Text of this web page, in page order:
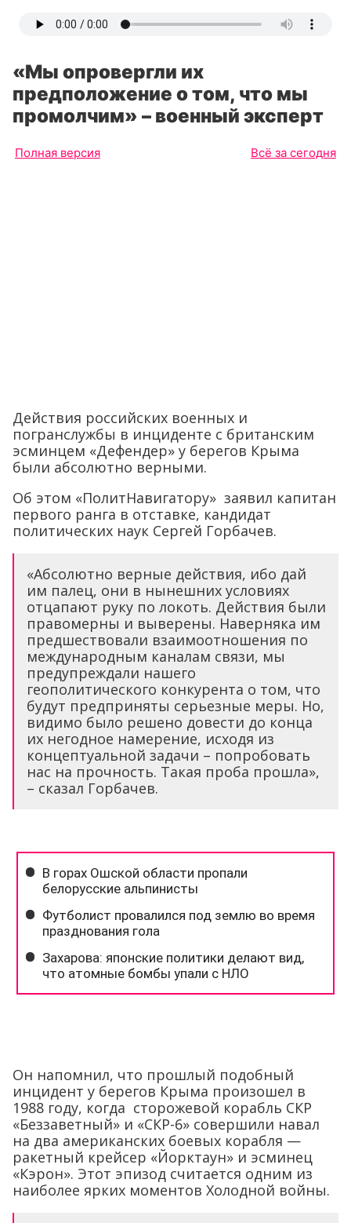
«Мы опровергли их
предположение о том, что мы
промолчим» – военный эксперт
Полная версия Всё за сегодня
Действия российских военных и
погранслужбы в инциденте с британским
эсминцем «Дефендер» у берегов Крыма
были абсолютно верными.
Об этом «ПолитНавигатору» заявил капитан
первого ранга в отставке, кандидат
политических наук Сергей Горбачев.
«Абсолютно верные действия, ибо дай
им палец, они в нынешних условиях
отцапают руку по локоть. Действия были
правомерны и выверены. Наверняка им
предшествовали взаимоотношения по
международным каналам связи, мы
предупреждали нашего
геополитического конкурента о том, что
будут предприняты серьезные меры. Но,
видимо было решено довести до конца
их негодное намерение, исходя из
концептуальной задачи – попробовать
нас на прочность. Такая проба прошла»,
– сказал Горбачев.
Он напомнил, что прошлый подобный
инцидент у берегов Крыма произошел в
1988 году, когда сторожевой корабль СКР
«Беззаветный» и «СКР-6» совершили навал
на два американских боевых корабля —
ракетный крейсер «Йорктаун» и эсминец
«Кэрон». Этот эпизод считается одним из
наиболее ярких моментов Холодной войны.